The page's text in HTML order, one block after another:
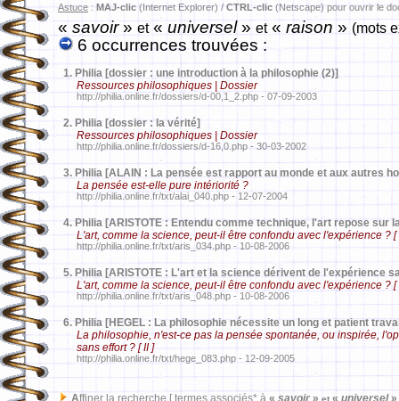
Astuce : MAJ-clic (Internet Explorer) / CTRL-clic (Netscape) pour ouvrir le
«savoir» et« universel» et« raison » (mots
6 occurrences trouvées :
1. Philia [dossier : une introduction à la philosophie (2)]
Ressources philosophiques | Dossier
http://philia.online.fr/dossiers/d-00,1_2.php - 07-09-2003
2. Philia [dossier : la vérité]
Ressources philosophiques | Dossier
http://philia.online.fr/dossiers/d-16,0.php - 30-03-2002
3. Philia [ALAIN : La pensée est rapport au monde et aux autres
La pensée est-elle pure intériorité ?
http://philia.online.fr/txt/alai_040.php - 12-07-2004
4. Philia [ARISTOTE : Entendu comme technique, l'art repose sur
L'art, comme la science, peut-il être confondu avec l'expérience ? [
http://philia.online.fr/txt/aris_034.php - 10-08-2006
5. Philia [ARISTOTE : L'art et la science dérivent de l'expérience
L'art, comme la science, peut-il être confondu avec l'expérience ? [
http://philia.online.fr/txt/aris_048.php - 10-08-2006
6. Philia [HEGEL : La philosophie nécessite un long et patient
La philosophie, n'est-ce pas la pensée spontanée, ou inspirée,
sans effort ? [ II ]
http://philia.online.fr/txt/hege_083.php - 12-09-2005
Affiner la recherche [ termes associés* à « savoir » et « universel»